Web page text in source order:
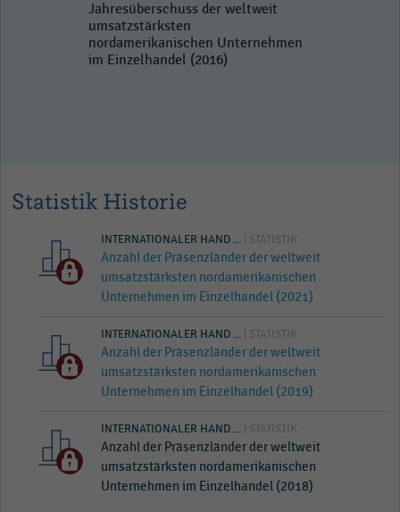
Jahresüberschuss der weltweit
umsatzstärksten
nordamerikanischen Unternehmen
im Einzelhandel (2016)
Statistik Historie
INTERNATIONALER HAND ... | STATISTIK
Anzahl der Präsenzländer der weltweit
umsatzstärksten nordamerikanischen
Unternehmen im Einzelhandel (2021)
INTERNATIONALER HAND ... | STATISTIK
Anzahl der Präsenzländer der weltweit
umsatzstärksten nordamerikanischen
Unternehmen im Einzelhandel (2019)
INTERNATIONALER HAND ... | STATISTIK
Anzahl der Präsenzländer der weltweit
umsatzstärksten nordamerikanischen
Unternehmen im Einzelhandel (2018)